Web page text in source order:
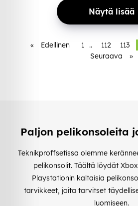
Näytä lisää
« Edellinen 1 .. 112 113
Seuraava
»
Paljon pelikonsoleita
Teknikproffsetissa olemme
pelikonsolit. Täältä löydät
Playstationin kaltaisia
tarvikkeet, joita tarvitset
luomiseen.